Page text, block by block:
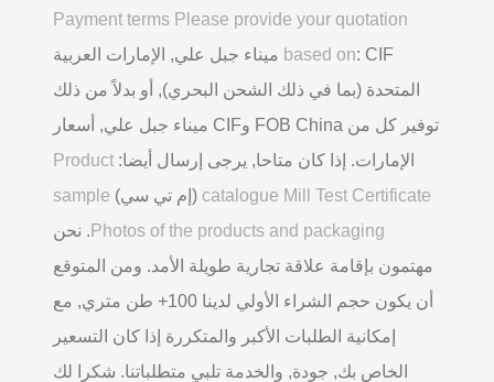
Payment terms Please provide your quotation
based on : CIF ميناء جبل علي, الإمارات العربية
المتحدة (بما في ذلك الشحن البحري), أو بدلاً من ذلك
توفير كل من FOB China وCIF ميناء جبل علي, أسعار
الإمارات. إذا كان متاحا, يرجى إرسال أيضا: Product
catalogue Mill Test Certificate (إم تي سي) sample
Photos of the products and packaging . نحن
مهتمون بإقامة علاقة تجارية طويلة الأمد. ومن المتوقع
أن يكون حجم الشراء الأولي لدينا 100+ طن متري, مع
إمكانية الطلبات الأكبر والمتكررة إذا كان التسعير
الخاص بك, جودة, والخدمة تلبي متطلباتنا. شكرا لك